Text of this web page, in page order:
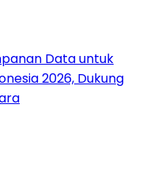
Data untuk
2026, Dukung